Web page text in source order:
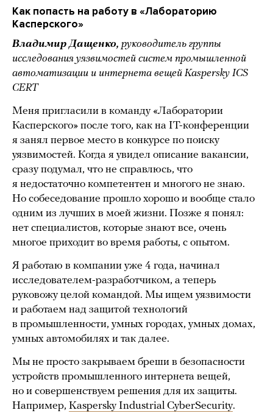
Как попасть на работу в «Лабораторию
Касперского»
Владимир Дащенко, руководитель группы
исследования уязвимостей систем промышленной
автоматизации и интернета вещей Kaspersky ICS
CERT
Меня пригласили в команду «Лаборатории
Касперского» после того, как на IT-конференции
я занял первое место в конкурсе по поиску
уязвимостей. Когда я увидел описание вакансии,
сразу подумал, что не справлюсь, что
я недостаточно компетентен и многого не знаю.
Но собеседование прошло хорошо и вообще стало
одним из лучших в моей жизни. Позже я понял:
нет специалистов, которые знают все, очень
многое приходит во время работы, с опытом.
Я работаю в компании уже 4 года, начинал
исследователем-разработчиком, а теперь
руковожу целой командой. Мы ищем уязвимости
и работаем над защитой технологий
в промышленности, умных городах, умных домах,
умных автомобилях и так далее.
Мы не просто закрываем бреши в безопасности
устройств промышленного интернета вещей,
но и совершенствуем решения для их защиты.
Например, Kaspersky Industrial CyberSecurity.